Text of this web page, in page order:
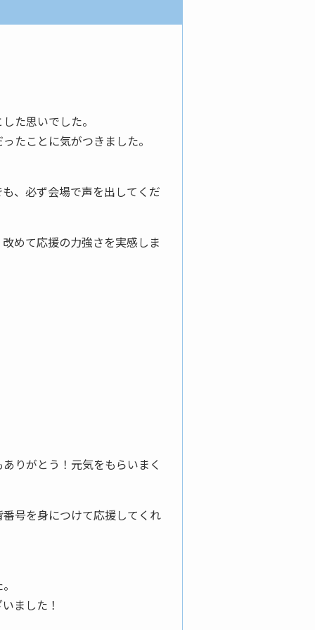
た思いでした。
たことに気がつきました。
、必ず会場で声を出してくだ
めて応援の力強さを実感しま
りがとう！元気をもらいまく
号を身につけて応援してくれ
ました！